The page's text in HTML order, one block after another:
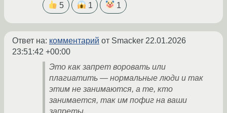
5 1 1
Ответ на: комментарий от Smacker 22.01.2026
23:51:42 +00:00
Это как запрет воровать или
плагиатить — нормальные люди и так
этим не занимаются, а те, кто
занимается, так им пофиг на ваши
запреты.